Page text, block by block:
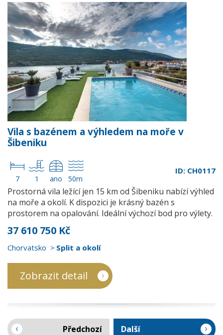
Vila s bazénem a výhledem na moře v
Šibeniku
7 1 ano 50m
ID: CH0117
Prostorná vila ležící jen 15 km od Šibeniku nabízí výhled
na moře a okolí. K dispozici je krásný bazén s
prostorem na opalování. Ideální výchozí bod pro výlety.
37 610 750 Kč
Chorvatsko Split a okolí
Zobrazit detail
Předchozí Další